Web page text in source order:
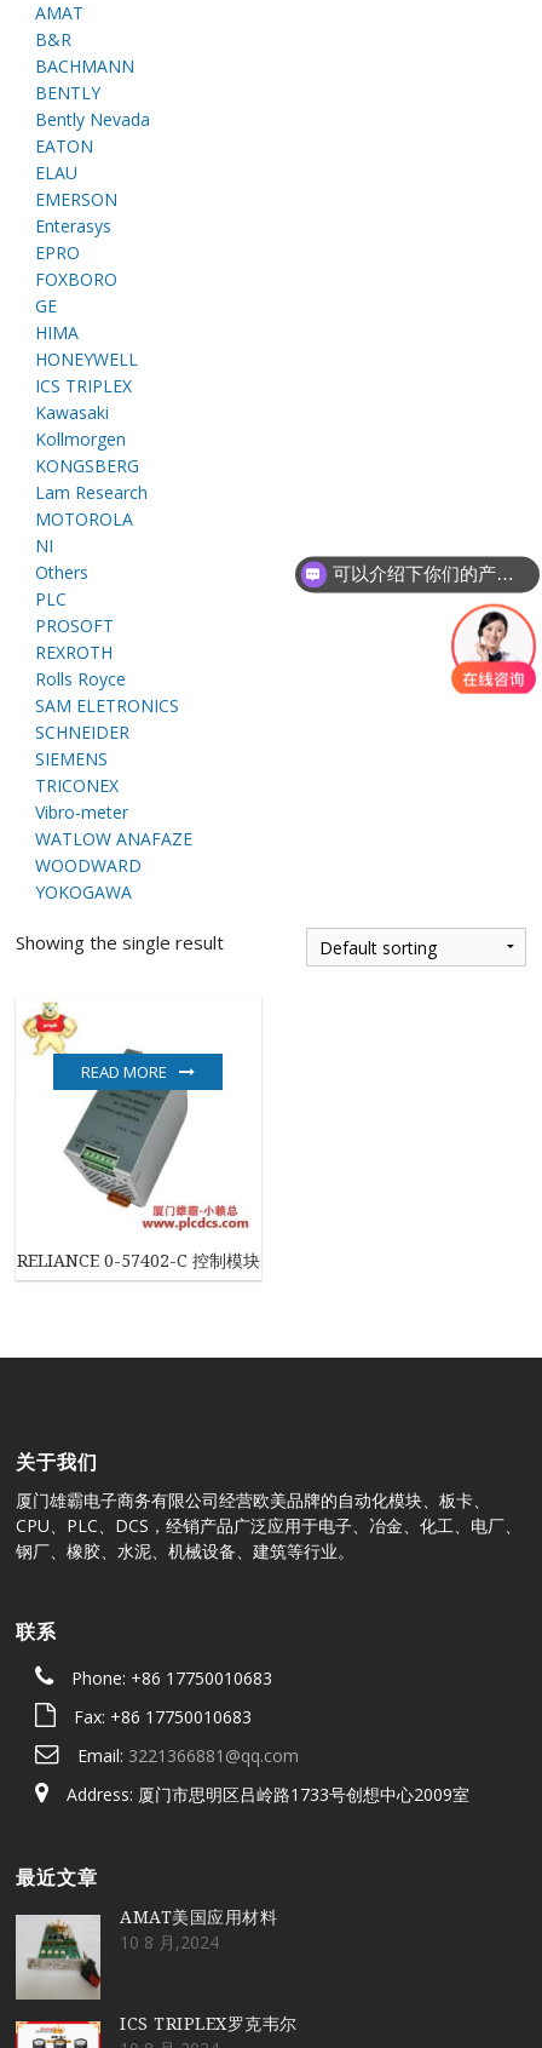
AMAT
B&R
BACHMANN
BENTLY
Bently Nevada
EATON
ELAU
EMERSON
Enterasys
EPRO
FOXBORO
GE
HIMA
HONEYWELL
ICS TRIPLEX
Kawasaki
Kollmorgen
KONGSBERG
Lam Research
MOTOROLA
NI
Others
PLC
PROSOFT
REXROTH
Rolls Royce
SAM ELETRONICS
SCHNEIDER
SIEMENS
TRICONEX
Vibro-meter
WATLOW ANAFAZE
WOODWARD
YOKOGAWA
Showing the single result
RELIANCE 0-57402-C 控制模块
READ MORE
关于我们
厦门雄霸电子商务有限公司经营欧美品牌的自动化模块、板卡、
CPU、PLC、DCS，经销产品广泛应用于电子、冶金、化工、电厂、
钢厂、橡胶、水泥、机械设备、建筑等行业。
联系
Phone: +86 17750010683
Fax: +86 17750010683
Email: 3221366881@qq.com
Address: 厦门市思明区吕岭路1733号创想中心2009室
最近文章
AMAT美国应用材料
10 8 月,2024
ICS TRIPLEX罗克韦尔
可以介绍下你们的产品么